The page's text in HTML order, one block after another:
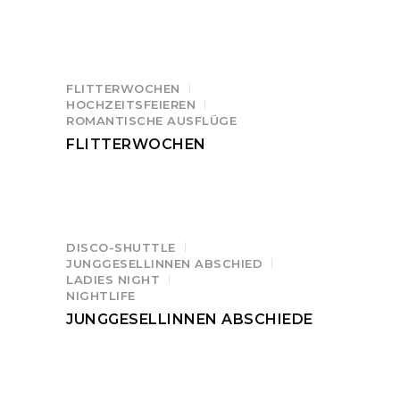
FLITTERWOCHEN
HOCHZEITSFEIEREN
ROMANTISCHE AUSFLÜGE
FLITTERWOCHEN
DISCO-SHUTTLE
JUNGGESELLINNEN ABSCHIED
LADIES NIGHT
NIGHTLIFE
JUNGGESELLINNEN ABSCHIEDE